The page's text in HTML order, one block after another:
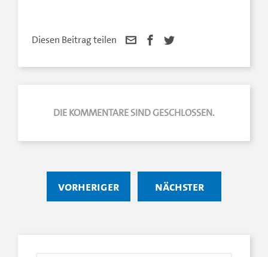
Diesen Beitrag teilen
DIE KOMMENTARE SIND GESCHLOSSEN.
vorheriger nächster